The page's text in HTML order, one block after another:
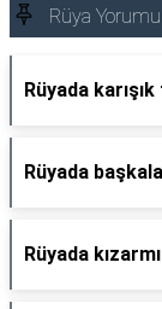
Rüya Yorumu
Rüyada
Rüyada
Rüyada